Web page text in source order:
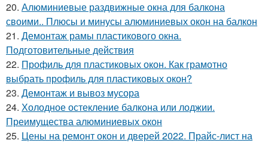
20. Алюминиевые раздвижные окна для балкона
своими.. Плюсы и минусы алюминиевых окон на балкон
21. Демонтаж рамы пластикового окна.
Подготовительные действия
22. Профиль для пластиковых окон. Как грамотно
выбрать профиль для пластиковых окон?
23. Демонтаж и вывоз мусора
24. Холодное остекление балкона или лоджии.
Преимущества алюминиевых окон
25. Цены на ремонт окон и дверей 2022. Прайс-лист на